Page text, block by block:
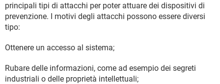
principali tipi di attacchi per poter attuare dei dispositivi di
prevenzione. I motivi degli attacchi possono essere diversi
tipo:
Ottenere un accesso al sistema;
Rubare delle informazioni, come ad esempio dei segreti
industriali o delle proprietà intellettuali;